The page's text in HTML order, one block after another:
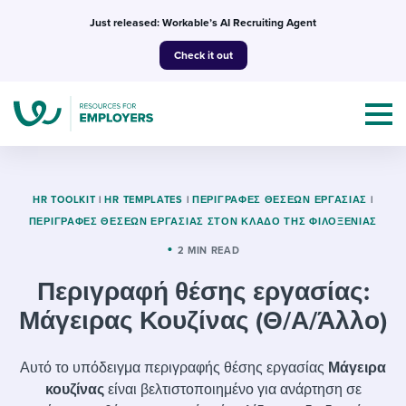
Just released: Workable’s AI Recruiting Agent
Check it out
Topics
Mobilizing AI in my work
Templates & Guides
I WANT...
I’m a jobseeker
Attend webinars & events
HR TOOLKIT | HR TEMPLATES | ΠΕΡΙΓΡΑΦΈΣ ΘΈΣΕΩΝ ΕΡΓΑΣΊΑΣ |
ΠΕΡΙΓΡΑΦΈΣ ΘΈΣΕΩΝ ΕΡΓΑΣΊΑΣ ΣΤΟΝ ΚΛΆΔΟ ΤΗΣ ΦΙΛΟΞΕΝΊΑΣ
2 MIN READ
Περιγραφή θέσης εργασίας:
Μάγειρας Κουζίνας (Θ/Α/Άλλο)
Αυτό το υπόδειγμα περιγραφής θέσης εργασίας Μάγειρα
κουζίναςείναι βελτιστοποιημένο για ανάρτηση σε